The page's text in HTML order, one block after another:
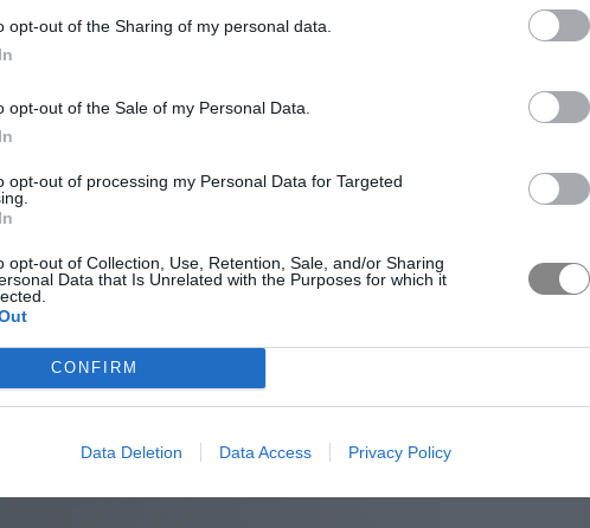
opt-out of the Sharing of my personal data.
opt-out of the Sale of my Personal Data.
opt-out of processing my Personal Data for Targeted
opt-out of Collection, Use, Retention, Sale, and/or Sharing
Data that Is Unrelated with the Purposes for which it
CONFIRM
Data Deletion Data Access Privacy Policy
τρία απλά υλικά για να δημιουργηθεί, τα οποία
χάρη στη φυσική του σύνθεση είναι κατάλληλο και για
και το μπικίνι. Το sugar wax σε αντίθεση με την κλασική
αφαίρεση με αποτέλεσμα να μειώνεται η πιθανότητα
αποτελεί μια φιλική επιλογή για άτομα που
δέρμα.
κόβει επιφανειακά την τρίχα και χρειάζεται να
φορές μέσα στην εβδομάδα, το sugar wax την αφαιρεί
διαρκούν για περίπου δεκαπέντε μέρες. Ένα ακόμη
τα υπολείμματα του αφαιρούνται εύκολα.
υδατοδιάλυτο και γι' αυτό καθαρίζεται εύκολα με
μπορεί να σας φανεί χρονοβόρα διαδικασία, σταδιακά
την αποτρίχωση αρκετά πρακτική επιλογή.
wax;